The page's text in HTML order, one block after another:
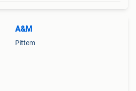
A&M
Pittem